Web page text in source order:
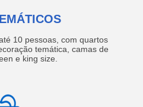
10 pessoas, com quartos
temática, camas de
e king size.